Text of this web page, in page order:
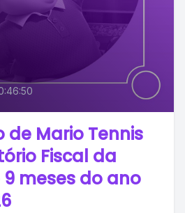
Mario Tennis
Fiscal da
meses do ano